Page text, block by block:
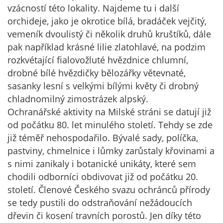
vzácností této lokality. Najdeme tu i další
orchideje, jako je okrotice bílá, bradáček vejčitý,
vemeník dvoulistý či několik druhů kruštíků, dále
pak například krásné lilie zlatohlavé, na podzim
rozkvétající fialovožluté hvězdnice chlumní,
drobné bílé hvězdičky bělozářky větevnaté,
sasanky lesní s velkými bílými květy či drobný
chladnomilný zimostrázek alpský.
Ochranářské aktivity na Milské stráni se datují již
od počátku 80. let minulého století. Tehdy se zde
již téměř nehospodařilo. Bývalé sady, políčka,
pastviny, chmelnice i lůmky zarůstaly křovinami a
s nimi zanikaly i botanické unikáty, které sem
chodili odborníci obdivovat již od počátku 20.
století. Členové Českého svazu ochránců přírody
se tedy pustili do odstraňování nežádoucích
dřevin či kosení travních porostů. Jen díky této